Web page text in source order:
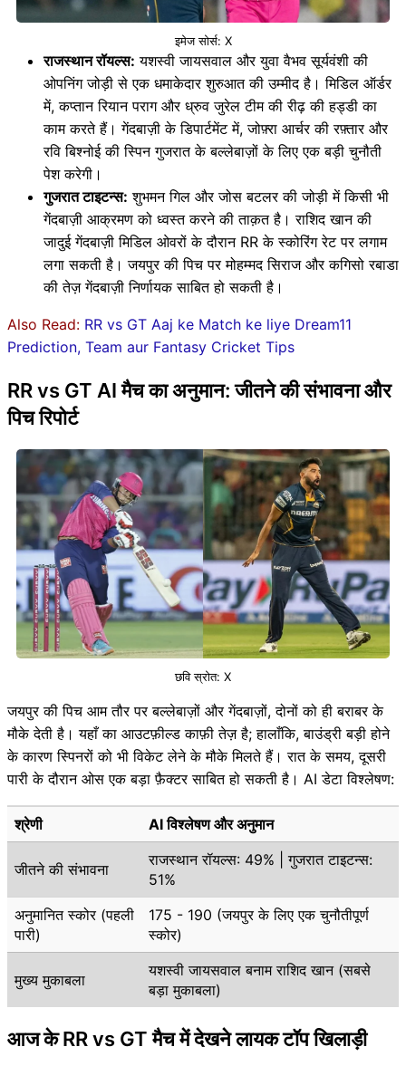
इमेज सोर्स: X
राजस्थान रॉयल्स: यशस्वी जायसवाल और युवा वैभव सूर्यवंशी की
ओपनिंग जोड़ी से एक धमाकेदार शुरुआत की उम्मीद है। मिडिल ऑर्डर
में, कप्तान रियान पराग और ध्रुव जुरेल टीम की रीढ़ की हड्डी का
काम करते हैं। गेंदबाज़ी के डिपार्टमेंट में, जोफ़्रा आर्चर की रफ़्तार और
रवि बिश्नोई की स्पिन गुजरात के बल्लेबाज़ों के लिए एक बड़ी चुनौती
पेश करेगी।
गुजरात टाइटन्स: शुभमन गिल और जोस बटलर की जोड़ी में किसी भी
गेंदबाज़ी आक्रमण को ध्वस्त करने की ताक़त है। राशिद खान की
जादुई गेंदबाज़ी मिडिल ओवरों के दौरान RR के स्कोरिंग रेट पर लगाम
लगा सकती है। जयपुर की पिच पर मोहम्मद सिराज और कगिसो रबाडा
की तेज़ गेंदबाज़ी निर्णायक साबित हो सकती है।
Also Read: RR vs GT Aaj ke Match ke liye Dream11
Prediction, Team aur Fantasy Cricket Tips
RR vs GT AI मैच का अनुमान: जीतने की संभावना और
पिच रिपोर्ट
छवि स्रोत: X
जयपुर की पिच आम तौर पर बल्लेबाज़ों और गेंदबाज़ों, दोनों को ही बराबर के
मौके देती है। यहाँ का आउटफ़ील्ड काफ़ी तेज़ है; हालाँकि, बाउंड्री बड़ी होने
के कारण स्पिनरों को भी विकेट लेने के मौके मिलते हैं। रात के समय, दूसरी
पारी के दौरान ओस एक बड़ा फ़ैक्टर साबित हो सकती है। AI डेटा विश्लेषण:
श्रेणी AI विश्लेषण और अनुमान
जीतने की संभावना
राजस्थान रॉयल्स: 49% | गुजरात टाइटन्स:
51%
अनुमानित स्कोर (पहली
पारी)
175 - 190 (जयपुर के लिए एक चुनौतीपूर्ण
स्कोर)
मुख्य मुकाबला
यशस्वी जायसवाल बनाम राशिद खान (सबसे
बड़ा मुकाबला)
आज के RR vs GT मैच में देखने लायक टॉप खिलाड़ी